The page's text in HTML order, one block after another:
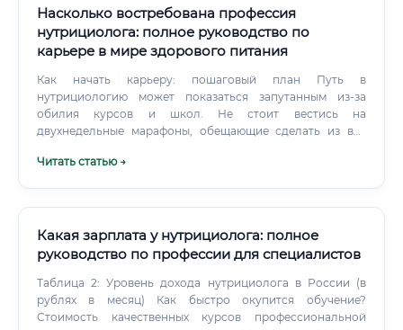
Насколько востребована профессия
нутрициолога: полное руководство по
карьере в мире здорового питания
Как начать карьеру: пошаговый план Путь в
нутрициологию может показаться запутанным из-за
обилия курсов и школ. Не стоит вестись на
двухнедельные марафоны, обещающие сделать из вас
Читать статью →
Какая зарплата у нутрициолога: полное
руководство по профессии для специалистов
Таблица 2: Уровень дохода нутрициолога в России (в
рублях в месяц) Как быстро окупится обучение?
Стоимость качественных курсов профессиональной